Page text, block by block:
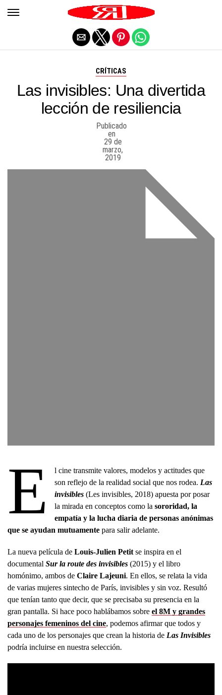
CRÍTICAS
Las invisibles: Una divertida
lección de resiliencia
Publicado
en
29 de
marzo,
2019
E
l cine transmite valores, modelos y actitudes que
son reflejo de la realidad social que nos rodea. Las
invisibles (Les invisibles, 2018) apuesta por posar
la mirada en conceptos como lasororidad, la
empatía y la lucha diaria de personas anónimas
que se ayudan mutuamente para salir adelante.
La nueva película de Louis-Julien Petit se inspira en el
documental Sur la route des invisibles (2015) y el libro
homónimo, ambos de Claire Lajeuni. En ellos, se relata la vida
de varias mujeres sintecho de París, invisibles y sin voz. Resultó
que tenían tanto que decir, que se precisaba su presencia en la
gran pantalla. Si hace poco hablábamos sobre el 8M y grandes
personajes femeninos del cine, podemos afirmar que todos y
cada uno de los personajes que crean la historia de Las Invisibles
podría incluirse en nuestra selección.
Salir de la versión móvil